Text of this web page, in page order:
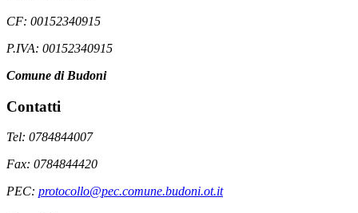
CF: 00152340915
P.IVA: 00152340915
Comune di Budoni
Contatti
Tel: 0784844007
Fax: 0784844420
PEC: protocollo@pec.comune.budoni.ot.it